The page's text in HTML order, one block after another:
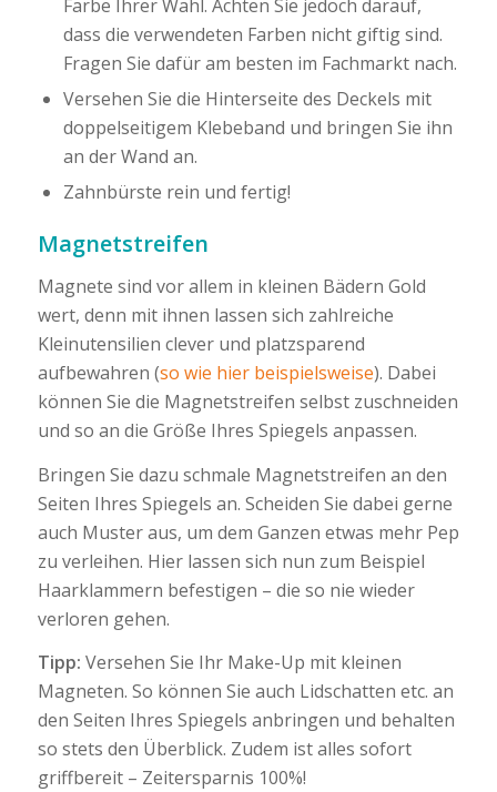
Farbe Ihrer Wahl. Achten Sie jedoch darauf,
dass die verwendeten Farben nicht giftig sind.
Fragen Sie dafür am besten im Fachmarkt nach.
Versehen Sie die Hinterseite des Deckels mit
doppelseitigem Klebeband und bringen Sie ihn
an der Wand an.
Zahnbürste rein und fertig!
Magnetstreifen
Magnete sind vor allem in kleinen Bädern Gold
wert, denn mit ihnen lassen sich zahlreiche
Kleinutensilien clever und platzsparend
aufbewahren (so wie hier beispielsweise). Dabei
können Sie die Magnetstreifen selbst zuschneiden
und so an die Größe Ihres Spiegels anpassen.
Bringen Sie dazu schmale Magnetstreifen an den
Seiten Ihres Spiegels an. Scheiden Sie dabei gerne
auch Muster aus, um dem Ganzen etwas mehr Pep
zu verleihen. Hier lassen sich nun zum Beispiel
Haarklammern befestigen – die so nie wieder
verloren gehen.
Tipp: Versehen Sie Ihr Make-Up mit kleinen
Magneten. So können Sie auch Lidschatten etc. an
den Seiten Ihres Spiegels anbringen und behalten
so stets den Überblick. Zudem ist alles sofort
griffbereit – Zeitersparnis 100%!